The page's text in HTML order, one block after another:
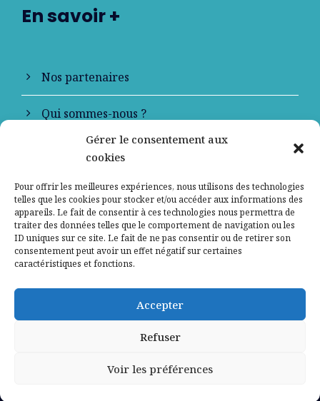
Gérer le consentement aux
cookies
Pour offrir les meilleures expériences, nous utilisons des technologies
telles que les cookies pour stocker et/ou accéder aux informations des
appareils. Le fait de consentir à ces technologies nous permettra de
traiter des données telles que le comportement de navigation ou les
ID uniques sur ce site. Le fait de ne pas consentir ou de retirer son
consentement peut avoir un effet négatif sur certaines
caractéristiques et fonctions.
Accepter
Refuser
Voir les préférences
En savoir +
Nos partenaires
Qui sommes-nous ?
Contactez-nous
Mentions légales
Politique de confidentialité